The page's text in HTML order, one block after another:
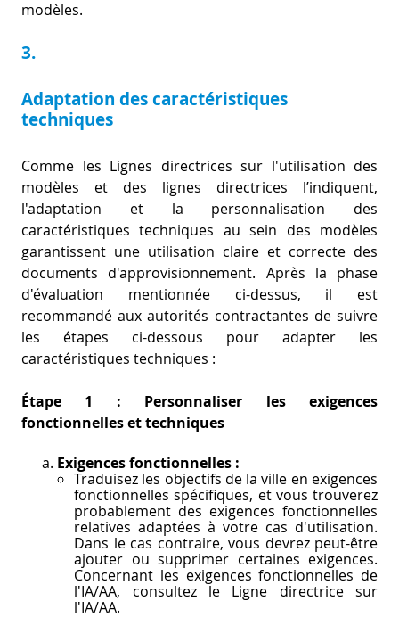
modèles.
3.
Adaptation des caractéristiques
techniques
Comme les Lignes directrices sur l'utilisation des
modèles et des lignes directrices l’indiquent,
l'adaptation et la personnalisation des
caractéristiques techniques au sein des modèles
garantissent une utilisation claire et correcte des
documents d'approvisionnement. Après la phase
d'évaluation mentionnée ci-dessus, il est
recommandé aux autorités contractantes de suivre
les étapes ci-dessous pour adapter les
caractéristiques techniques :
Étape 1 : Personnaliser les exigences
fonctionnelles et techniques
Exigences fonctionnelles :
Traduisez les objectifs de la ville en exigences
fonctionnelles spécifiques, et vous trouverez
probablement des exigences fonctionnelles
relatives adaptées à votre cas d'utilisation.
Dans le cas contraire, vous devrez peut-être
ajouter ou supprimer certaines exigences.
Concernant les exigences fonctionnelles de
l'IA/AA, consultez le Ligne directrice sur
l'IA/AA.